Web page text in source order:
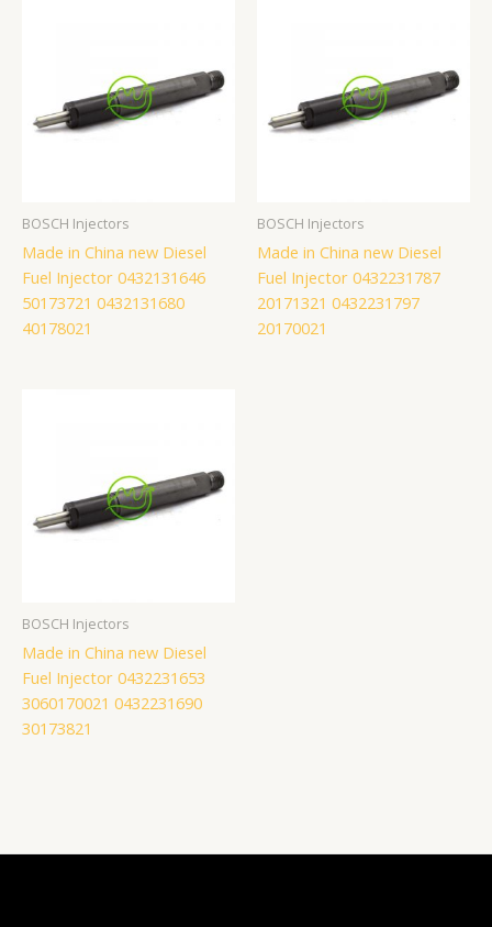
BOSCH Injectors
Made in China new Diesel
Fuel Injector 0432131646
50173721 0432131680
40178021
BOSCH Injectors
Made in China new Diesel
Fuel Injector 0432231787
20171321 0432231797
20170021
BOSCH Injectors
Made in China new Diesel
Fuel Injector 0432231653
3060170021 0432231690
30173821